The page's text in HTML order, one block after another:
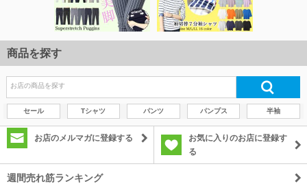
商品を探す
セール Tシャツ パンツ パンプス 半袖
お店のメルマガに登録する
お気に入りのお店に登録す
る
週間売れ筋ランキング